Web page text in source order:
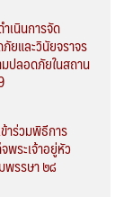
เนินการจัด
ยและวินัยจราจร
มปลอดภัยในสถาน
าร่วมพิธีการ
พระเจ้าอยู่หัว
พรรษา ๒๘